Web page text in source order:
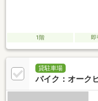
1階 即
貸駐車場
バイク：オーク